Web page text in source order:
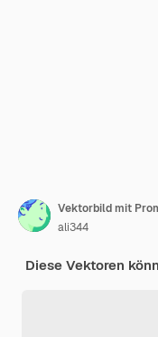
ali344
Diese Vektoren